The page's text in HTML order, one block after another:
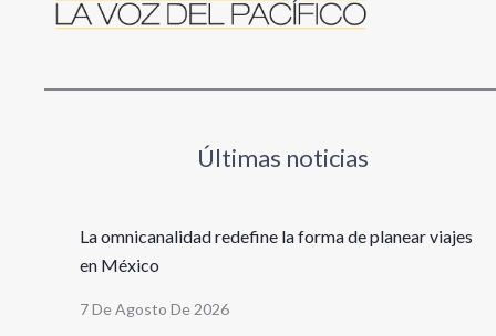
Últimas noticias
La omnicanalidad redefine la forma de planear viajes
en México
7 De Agosto De 2026